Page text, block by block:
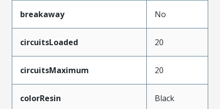
breakaway No
circuitsLoaded 20
circuitsMaximum 20
colorResin Black